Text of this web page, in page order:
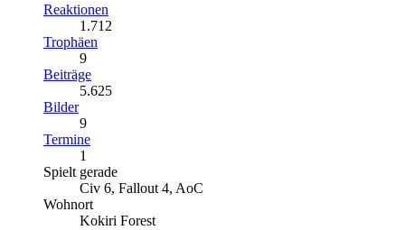
Reaktionen
1.712
Trophäen
9
Beiträge
5.625
Bilder
9
Termine
1
Spielt gerade
Civ 6, Fallout 4, AoC
Wohnort
Kokiri Forest